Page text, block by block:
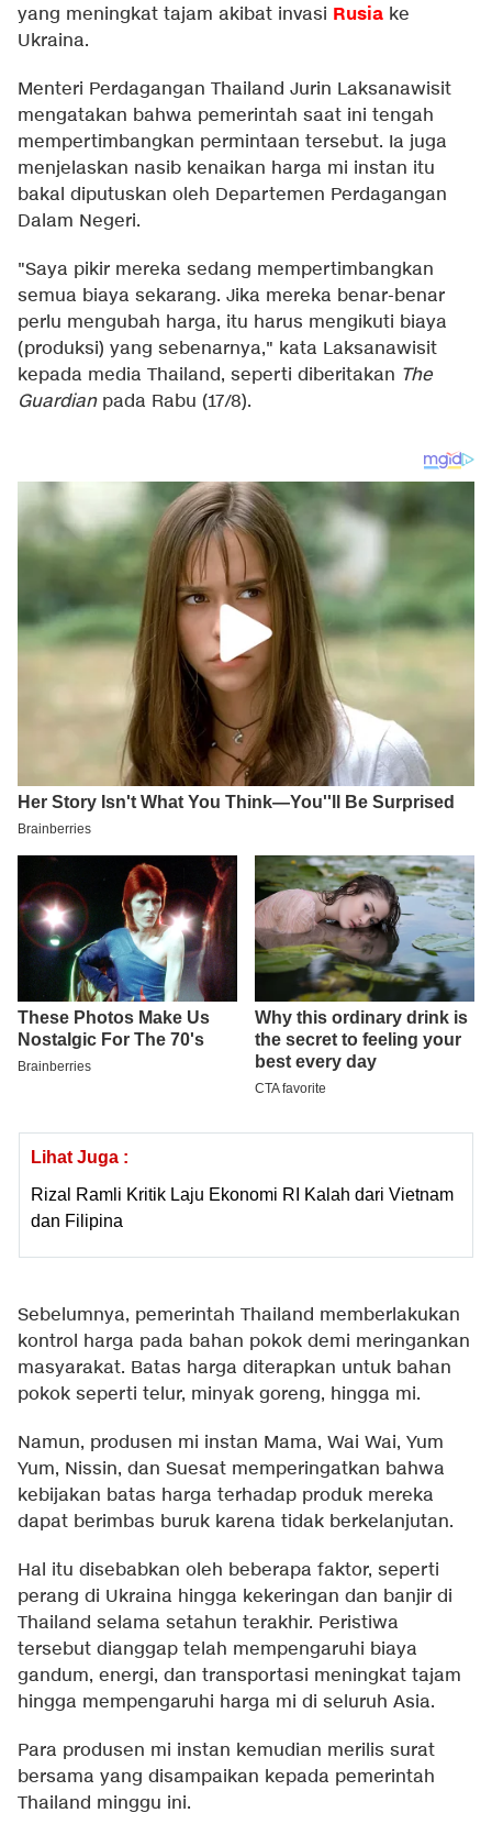
yang meningkat tajam akibat invasi Rusia ke
Ukraina.
Menteri Perdagangan Thailand Jurin Laksanawisit
mengatakan bahwa pemerintah saat ini tengah
mempertimbangkan permintaan tersebut. Ia juga
menjelaskan nasib kenaikan harga mi instan itu
bakal diputuskan oleh Departemen Perdagangan
Dalam Negeri.
"Saya pikir mereka sedang mempertimbangkan
semua biaya sekarang. Jika mereka benar-benar
perlu mengubah harga, itu harus mengikuti biaya
(produksi) yang sebenarnya," kata Laksanawisit
kepada media Thailand, seperti diberitakan The
Guardianpada Rabu (17/8).
Lihat Juga :
Rizal Ramli Kritik Laju Ekonomi RI Kalah dari Vietnam
dan Filipina
Sebelumnya, pemerintah Thailand memberlakukan
kontrol harga pada bahan pokok demi meringankan
masyarakat. Batas harga diterapkan untuk bahan
pokok seperti telur, minyak goreng, hingga mi.
Namun, produsen mi instan Mama, Wai Wai, Yum
Yum, Nissin, dan Suesat memperingatkan bahwa
kebijakan batas harga terhadap produk mereka
dapat berimbas buruk karena tidak berkelanjutan.
Hal itu disebabkan oleh beberapa faktor, seperti
perang di Ukraina hingga kekeringan dan banjir di
Thailand selama setahun terakhir. Peristiwa
tersebut dianggap telah mempengaruhi biaya
gandum, energi, dan transportasi meningkat tajam
hingga mempengaruhi harga mi di seluruh Asia.
Para produsen mi instan kemudian merilis surat
bersama yang disampaikan kepada pemerintah
Thailand minggu ini.